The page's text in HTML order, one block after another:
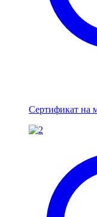
Сертификат на